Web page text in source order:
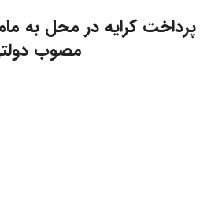
پرداخت کرایه در محل به
مصوب